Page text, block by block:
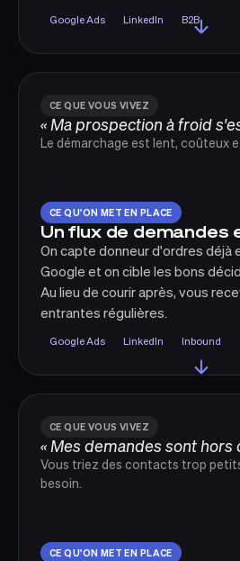
Google Ads LinkedIn B2B
CE QUE VOUS VIVEZ
« Ma prospection à froid
Le démarchage est lent, coûteux
CE QU'ON MET EN PLACE
Un flux de demandes
On capte donneur d'ordres déjà
Google et on cible les bons
Au lieu de courir après, vous
entrantes régulières.
Google Ads LinkedIn Inbound
CE QUE VOUS VIVEZ
« Mes demandes sont hors
Vous triez des contacts trop
besoin.
CE QU'ON MET EN PLACE